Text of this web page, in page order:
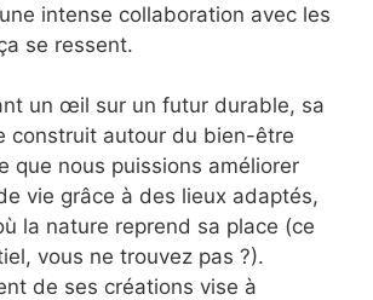
intense collaboration avec les
se ressent.
un œil sur un futur durable, sa
construit autour du bien-être
que nous puissions améliorer
vie grâce à des lieux adaptés,
la nature reprend sa place (ce
vous ne trouvez pas ?).
de ses créations vise à